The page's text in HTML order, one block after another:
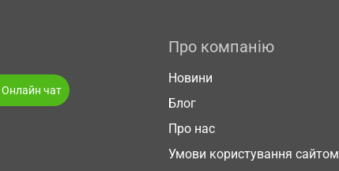
Онлайн чат
Про компанію
Новини
Блог
Про нас
Умови користування сайтом